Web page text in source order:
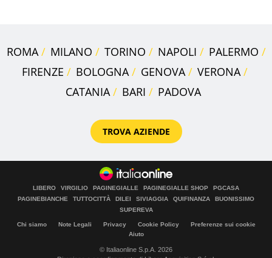
ROMA MILANO TORINO NAPOLI
PALERMO
FIRENZE
BOLOGNA GENOVA
VERONA
CATANIA
BARI PADOVA
TROVA AZIENDE
LIBERO VIRGILIO PAGINEGIALLE PAGINEGIALLE SHOP
PGCASA
PAGINEBIANCHE
TUTTOCITTÀ DILEI SIVIAGGIA QUIFINANZA
BUONISSIMO
SUPEREVA
Chi siamo Note Legali Privacy Cookie Policy
Preferenze sui cookie
Aiuto
© Italiaonline S.p.A. 2026